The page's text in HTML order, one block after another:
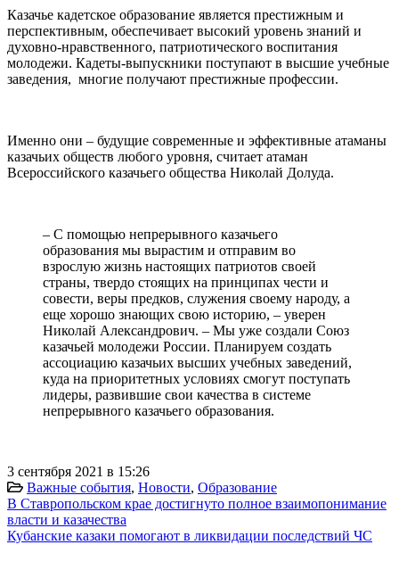
Казачье кадетское образование является престижным и
перспективным, обеспечивает высокий уровень знаний и
духовно-нравственного, патриотического воспитания
молодежи. Кадеты-выпускники поступают в высшие учебные
заведения, многие получают престижные профессии.
Именно они – будущие современные и эффективные атаманы
казачьих обществ любого уровня, считает атаман
Всероссийского казачьего общества Николай Долуда.
– С помощью непрерывного казачьего
образования мы вырастим и отправим во
взрослую жизнь настоящих патриотов своей
страны, твердо стоящих на принципах чести и
совести, веры предков, служения своему народу, а
еще хорошо знающих свою историю, – уверен
Николай Александрович. – Мы уже создали Союз
казачьей молодежи России. Планируем создать
ассоциацию казачьих высших учебных заведений,
куда на приоритетных условиях смогут поступать
лидеры, развившие свои качества в системе
непрерывного казачьего образования.
3 сентября 2021 в 15:26
Важные события, Новости, Образование
В Ставропольском крае достигнуто полное взаимопонимание
власти и казачества
Кубанские казаки помогают в ликвидации последствий ЧС